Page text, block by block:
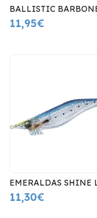
BALLISTIC
11,95€
EMERALDAS SHINE
11,30€